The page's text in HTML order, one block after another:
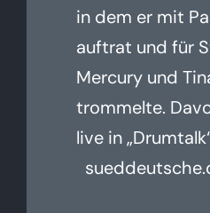
in dem er mit
auftrat und für
Mercury und
trommelte.
live in